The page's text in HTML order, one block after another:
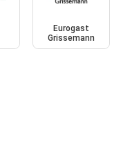
Eurogast
Grissemann